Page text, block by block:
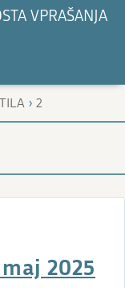
VPRAŠANJA
› 2
2025